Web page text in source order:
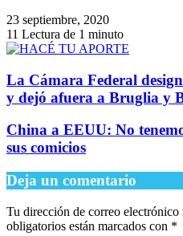
23 septiembre, 2020
11 Lectura de 1 minuto
La Cámara Federal
y dejó afuera a Bruglia y
China a EEUU: No
sus comicios
Deja un comentario
Tu dirección de correo electrónico
obligatorios están marcados con *